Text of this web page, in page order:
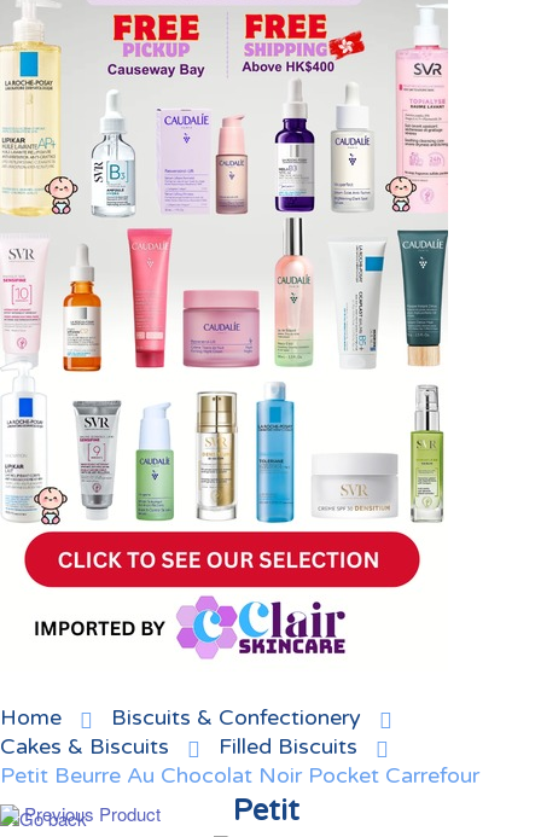
Home
Biscuits & Confectionery
Cakes & Biscuits
Filled Biscuits
Petit Beurre Au Chocolat Noir Pocket Carrefour
Previous Product
Petit